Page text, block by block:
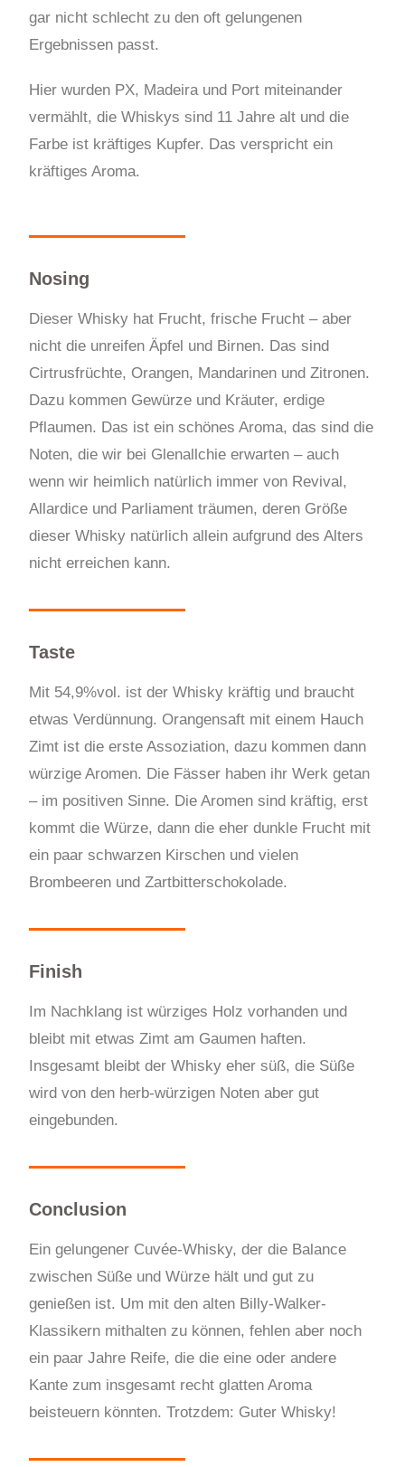
gar nicht schlecht zu den oft gelungenen
Ergebnissen passt.
Hier wurden PX, Madeira und Port miteinander
vermählt, die Whiskys sind 11 Jahre alt und die
Farbe ist kräftiges Kupfer. Das verspricht ein
kräftiges Aroma.
Nosing
Dieser Whisky hat Frucht, frische Frucht – aber
nicht die unreifen Äpfel und Birnen. Das sind
Cirtrusfrüchte, Orangen, Mandarinen und Zitronen.
Dazu kommen Gewürze und Kräuter, erdige
Pflaumen. Das ist ein schönes Aroma, das sind die
Noten, die wir bei Glenallchie erwarten – auch
wenn wir heimlich natürlich immer von Revival,
Allardice und Parliament träumen, deren Größe
dieser Whisky natürlich allein aufgrund des Alters
nicht erreichen kann.
Taste
Mit 54,9%vol. ist der Whisky kräftig und braucht
etwas Verdünnung. Orangensaft mit einem Hauch
Zimt ist die erste Assoziation, dazu kommen dann
würzige Aromen. Die Fässer haben ihr Werk getan
– im positiven Sinne. Die Aromen sind kräftig, erst
kommt die Würze, dann die eher dunkle Frucht mit
ein paar schwarzen Kirschen und vielen
Brombeeren und Zartbitterschokolade.
Finish
Im Nachklang ist würziges Holz vorhanden und
bleibt mit etwas Zimt am Gaumen haften.
Insgesamt bleibt der Whisky eher süß, die Süße
wird von den herb-würzigen Noten aber gut
eingebunden.
Conclusion
Ein gelungener Cuvée-Whisky, der die Balance
zwischen Süße und Würze hält und gut zu
genießen ist. Um mit den alten Billy-Walker-
Klassikern mithalten zu können, fehlen aber noch
ein paar Jahre Reife, die die eine oder andere
Kante zum insgesamt recht glatten Aroma
beisteuern könnten. Trotzdem: Guter Whisky!